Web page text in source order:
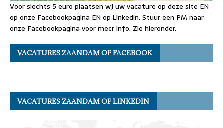
Voor slechts 5 euro plaatsen wij uw vacature op deze site EN
op onze Facebookpagina EN op Linkedin. Stuur een PM naar
onze Facebookpagina voor meer info. Zie hieronder.
VACATURES ZAANDAM OP FACEBOOK
VACATURES ZAANDAM OP LINKEDIN